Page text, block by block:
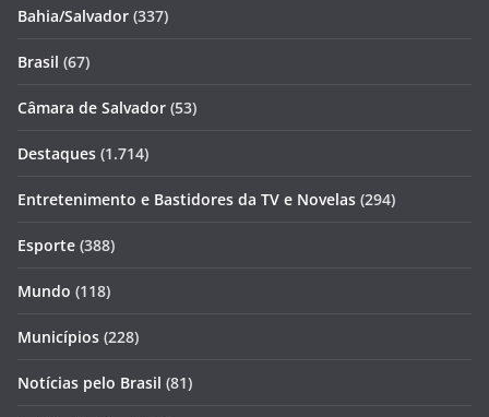
Bahia/Salvador (337)
Brasil (67)
Câmara de Salvador (53)
Destaques (1.714)
Entretenimento e Bastidores da TV e Novelas (294)
Esporte (388)
Mundo (118)
Municípios (228)
Notícias pelo Brasil (81)